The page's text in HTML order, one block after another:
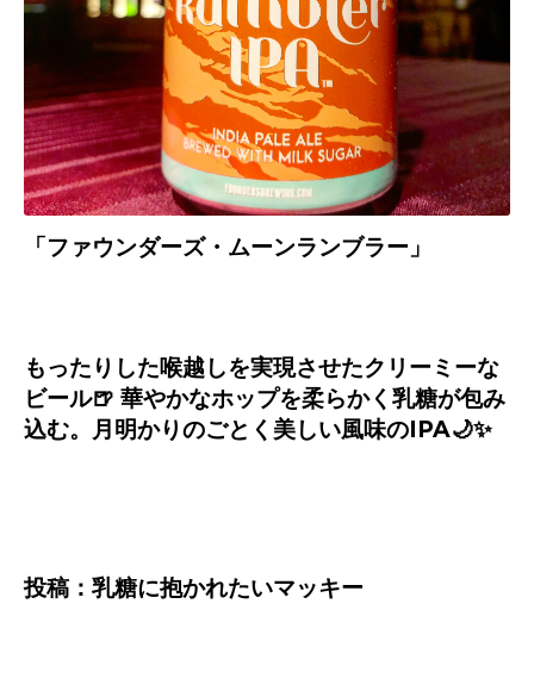
「ファウンダーズ・ ムーンランブラー」
もったりした喉越しを実現させたクリーミーな
ビール🍺 華やかなホップを柔らかく乳糖が包み
込む。月明かりのごとく美しい風味のIPA🌙✨
投稿：乳糖に抱かれたいマッキー